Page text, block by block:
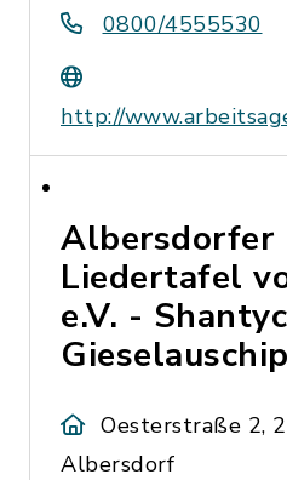
0800/4555530
http://
Albersdorfer
Liedertafel
e.V. -
Oesterstraße 2,
Albersdorf